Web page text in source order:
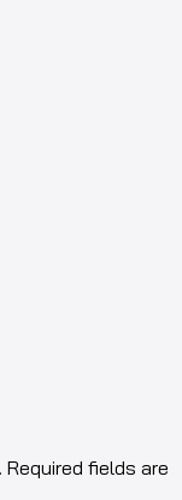
fields are